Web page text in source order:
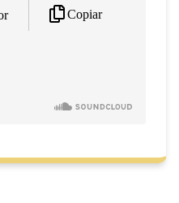
Copiar